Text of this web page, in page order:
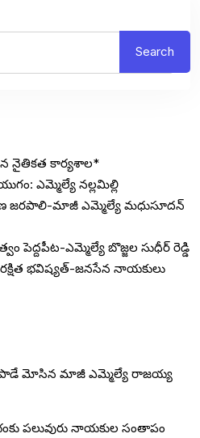
Search
నైతికత కార్యశాల*
ఎమ్మెల్యే నల్లమిల్లి
జరపాలి-మాజీ ఎమ్మెల్యే మధుసూదన్
పెద్దపీట-ఎమ్మెల్యే బొజ్జల సుధీర్ రెడ్డి
భవిష్యత్-జనసేన నాయకులు
మోసిన మాజీ ఎమ్మెల్యే రాజయ్య
పలువురు నాయకుల సంతాపం